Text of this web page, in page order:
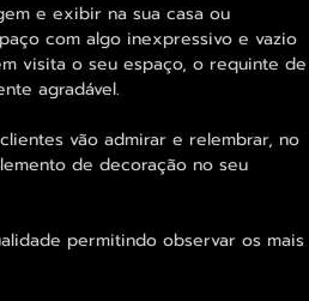
e exibir na sua casa ou
com algo inexpressivo e vazio
visita o seu espaço, o requinte de
agradável.
vão admirar e relembrar, no
de decoração no seu
permitindo observar os mais